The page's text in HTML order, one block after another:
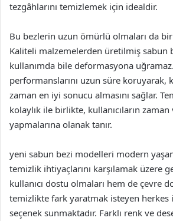
tezgâhlarını temizlemek için idealdir.
Bu bezlerin uzun ömürlü olmaları da bir
Kaliteli malzemelerden üretilmiş sabun
kullanımda bile deformasyona
performanslarını uzun süre koruyarak,
zaman en iyi sonucu almasını sağlar.
kolaylık ile birlikte, kullanıcıların
yapmalarına olanak tanır.
yeni sabun bezi modelleri modern
temizlik ihtiyaçlarını karşılamak üzere
kullanıcı dostu olmaları hem de çevre
temizlikte fark yaratmak isteyen herkes
seçenek sunmaktadır. Farklı renk ve